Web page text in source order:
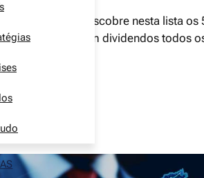
mensal? Descobre nesta lista os
2026 que pagam dividendos todos
de 2026